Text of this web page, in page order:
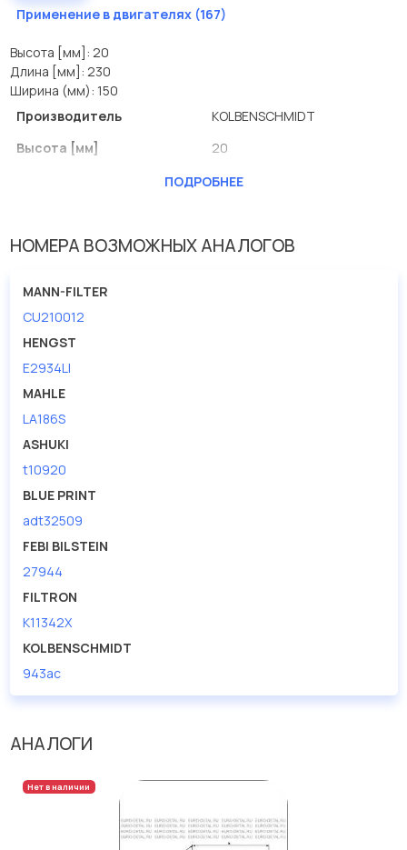
Применение в двигателях (167)
Высота [мм]: 20
Длина [мм]: 230
Ширина (мм): 150
Производитель
KOLBENSCHMIDT
Высота [мм]
20
230
ПОДРОБНЕЕ
НОМЕРА ВОЗМОЖНЫХ АНАЛОГОВ
MANN-FILTER
CU210012
HENGST
E2934LI
MAHLE
LA186S
ASHUKI
t10920
BLUE PRINT
adt32509
FEBI BILSTEIN
27944
FILTRON
K11342X
KOLBENSCHMIDT
943ac
АНАЛОГИ
Нет в наличии